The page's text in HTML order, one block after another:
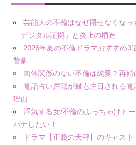
芸能人の不倫はなぜ隠せなくな
「デジタル証拠」と炎上の構造
2026年夏の不倫ドラマおすすめ3
讐劇
肉体関係のない不倫は純愛？再婚
電話占い戸隠が最も注目される
理由
浮気する女/不倫のぶっちゃけト
バナしたい！
ドラマ【正義の天秤】のキャス